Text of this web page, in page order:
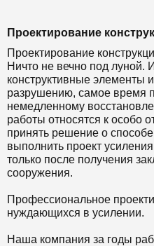
Проектирование
Проектирование
Ничто не вечно под луной.
конструктивные элементы
разрушению, самое время
немедленному
работы относятся к особо
принять решение о
выполнить проект
только после получения
сооружения.
Профессиональное
нуждающихся в усилении.
Наша компания за годы